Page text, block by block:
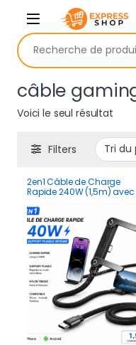
Skip to navigation
Skip to content
Recherche pour :
câble
Voici le seul résultat
Filters
2en1 Câble de Charge
Rapide 240W (1,5m) avec
Cordon Robuste pour
Smartphones et Tablettes